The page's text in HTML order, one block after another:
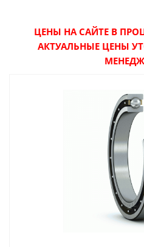
ЦЕНЫ НА САЙТЕ В
АКТУАЛЬНЫЕ ЦЕНЫ